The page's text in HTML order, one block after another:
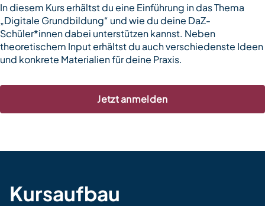
In diesem Kurs erhältst du eine Einführung in das Thema
„Digitale Grundbildung“ und wie du deine DaZ-
Schüler*innen dabei unterstützen kannst. Neben
theoretischem Input erhältst du auch verschiedenste Ideen
und konkrete Materialien für deine Praxis.
Jetzt anmelden
Kursaufbau